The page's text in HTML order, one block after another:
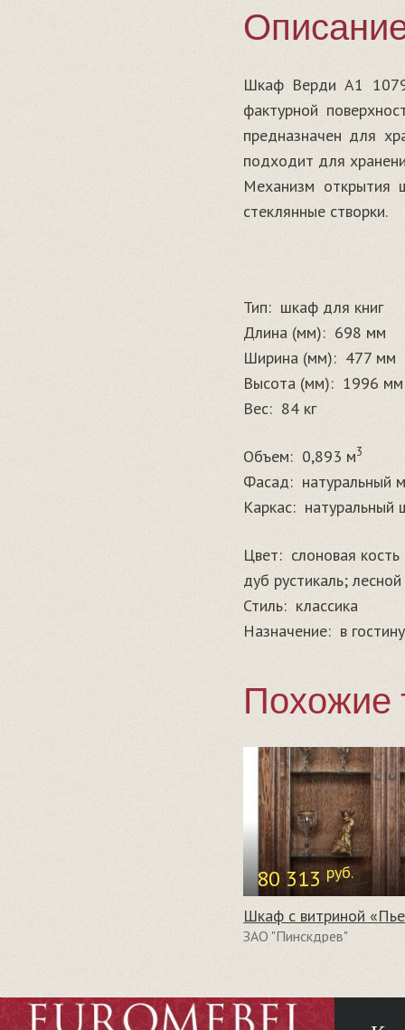
Шкаф Верди А1
фактурной
предназначен для
подходит для
Механизм открытия
стеклянные створки.
Тип: шкаф для книг
Длина (мм): 698 мм
Ширина (мм): 477 мм
Высота (мм): 1996 мм
Вес: 84 кг
Объем: 0,893 м3
Фасад: натуральный
Каркас: натуральный
Цвет: слоновая
дуб рустикаль;
Стиль: классика
Назначение: в
Похожие
80 313руб.
ЗАО "Пинскдрев"